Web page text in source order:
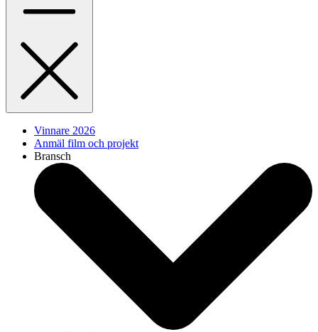
Vinnare 2026
Anmäl film och projekt
Bransch